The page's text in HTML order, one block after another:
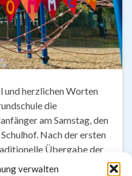
verwalten
und herzlichen Worten
die
am Samstag, den
Nach der ersten
Übergabe der
Grundschullehrerinnen